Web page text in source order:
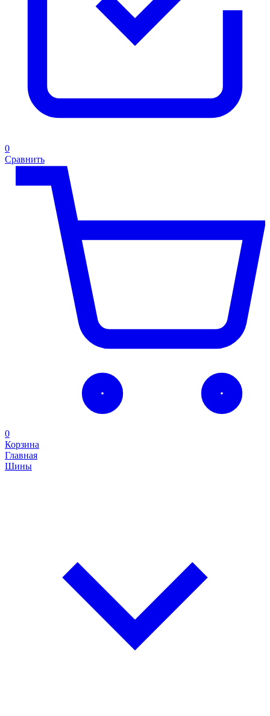
0
Сравнить
0
Корзина
Главная
Шины